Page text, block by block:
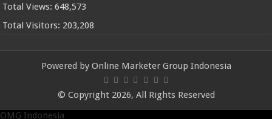
Total Views:648,573
Total Visitors: 203,208
Powered by Online Marketer Group Indonesia
© Copyright 2026, All Rights Reserved
OMG Indonesia